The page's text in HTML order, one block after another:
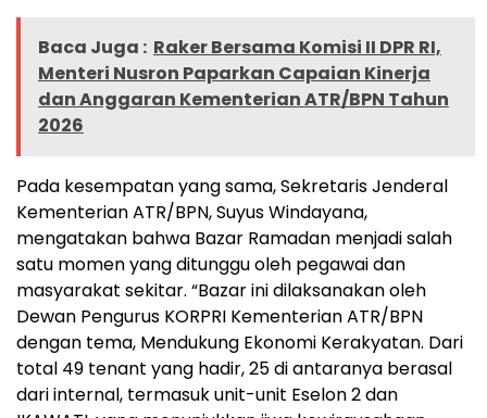
Baca Juga : Raker Bersama Komisi II DPR RI,
Menteri Nusron Paparkan Capaian Kinerja
dan Anggaran Kementerian ATR/BPN Tahun
2026
Pada kesempatan yang sama, Sekretaris Jenderal
Kementerian ATR/BPN, Suyus Windayana,
mengatakan bahwa Bazar Ramadan menjadi salah
satu momen yang ditunggu oleh pegawai dan
masyarakat sekitar. “Bazar ini dilaksanakan oleh
Dewan Pengurus KORPRI Kementerian ATR/BPN
dengan tema, Mendukung Ekonomi Kerakyatan. Dari
total 49 tenant yang hadir, 25 di antaranya berasal
dari internal, termasuk unit-unit Eselon 2 dan